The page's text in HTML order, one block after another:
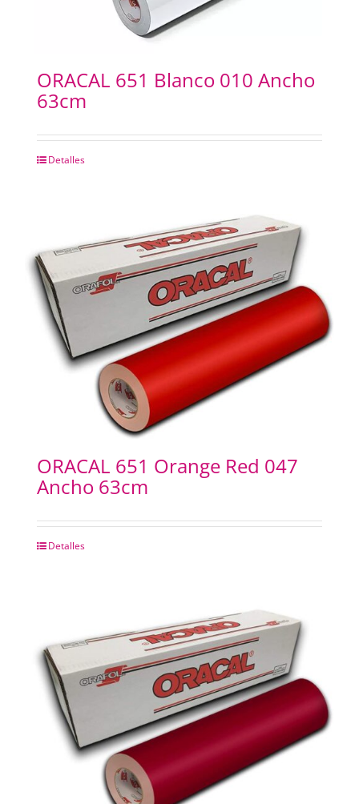
ORACAL 651 Blanco 010 Ancho
63cm
Detalles
ORACAL 651 Orange Red 047
Ancho 63cm
Detalles